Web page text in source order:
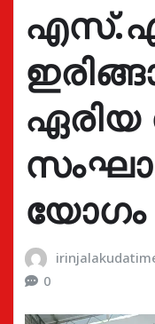
ഏരിയ
യോഗം
0